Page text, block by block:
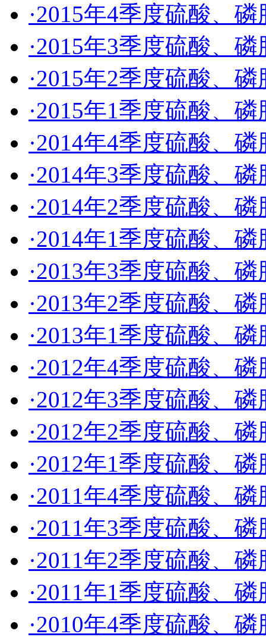
·2015年4季度硫酸、
·2015年3季度硫酸、
·2015年2季度硫酸、
·2015年1季度硫酸、
·2014年4季度硫酸、
·2014年3季度硫酸、
·2014年2季度硫酸、
·2014年1季度硫酸、
·2013年3季度硫酸、
·2013年2季度硫酸、
·2013年1季度硫酸、
·2012年4季度硫酸、
·2012年3季度硫酸、
·2012年2季度硫酸、
·2012年1季度硫酸、
·2011年4季度硫酸、
·2011年3季度硫酸、
·2011年2季度硫酸、
·2011年1季度硫酸、
·2010年4季度硫酸、